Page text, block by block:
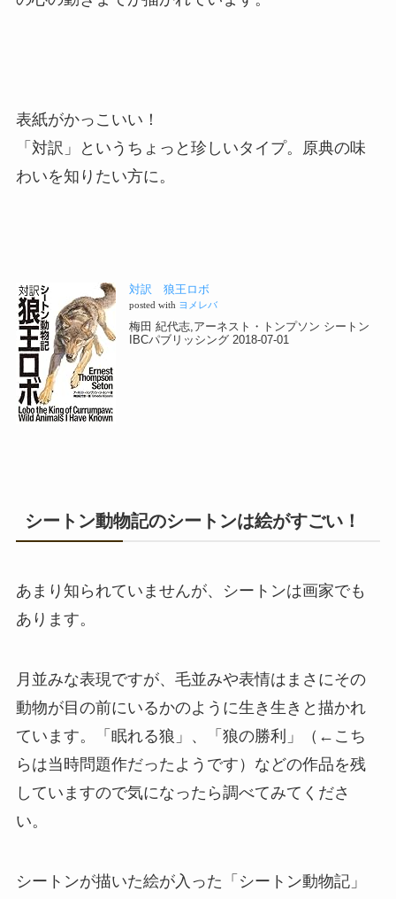
表紙がかっこいい！
「対訳」というちょっと珍しいタイプ。原典の味
わいを知りたい方に。
対訳 狼王ロボ
posted with ヨメレバ
梅田 紀代志,アーネスト・トンプソン シートン
IBCパブリッシング 2018-07-01
シートン動物記のシートンは絵がすごい！
あまり知られていませんが、シートンは画家でも
あります。
月並みな表現ですが、毛並みや表情はまさにその
動物が目の前にいるかのように生き生きと描かれ
ています。「眠れる狼」、「狼の勝利」（←こち
らは当時問題作だったようです）などの作品を残
していますので気になったら調べてみてくださ
い。
シートンが描いた絵が入った「シートン動物記」